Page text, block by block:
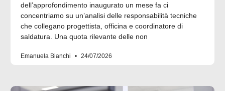
dell’approfondimento inaugurato un mese fa ci
concentriamo su un’analisi delle responsabilità tecniche
che collegano progettista, officina e coordinatore di
saldatura. Una quota rilevante delle non
Emanuela Bianchi 24/07/2026